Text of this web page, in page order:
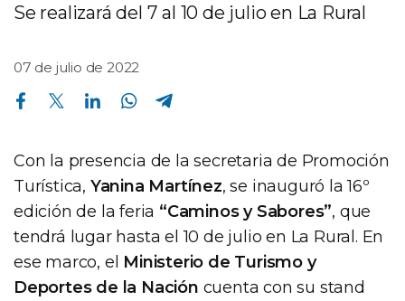
Se realizará del 7 al 10 de julio en La Rural
07 de julio de 2022
Compartir en Facebook Compartir en Twitter Compartir en Linkedin Compartir en Whatsapp
Con la presencia de la secretaria de Promoción
Turística, Yanina Martínez, se inauguró la 16º
edición de la feria “Caminos y Sabores”, que
tendrá lugar hasta el 10 de julio en La Rural. En
ese marco, el Ministerio de Turismo y
Deportes de la Nación cuenta con su stand